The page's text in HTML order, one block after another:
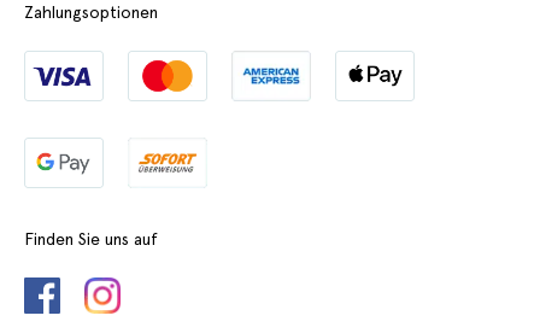
Zahlungsoptionen
Finden Sie uns auf